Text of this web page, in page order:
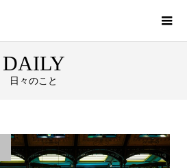
DAILY
日々のこと